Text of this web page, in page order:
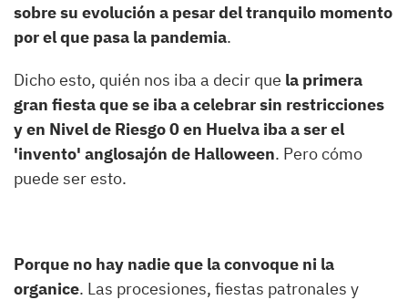
sobre su evolución a pesar del tranquilo momento
por el que pasa la pandemia.
Dicho esto, quién nos iba a decir que la primera
gran fiesta que se iba a celebrar sin restricciones
y en Nivel de Riesgo 0 en Huelva iba a ser el
'invento' anglosajón de Halloween. Pero cómo
puede ser esto.
Porque no hay nadie que la convoque ni la
organice. Las procesiones, fiestas patronales y